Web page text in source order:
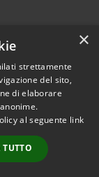
2026 • Comune di
• Powered by
•Accesso
×
strettamente
del sito,
di elaborare
al seguente link
TUTTO